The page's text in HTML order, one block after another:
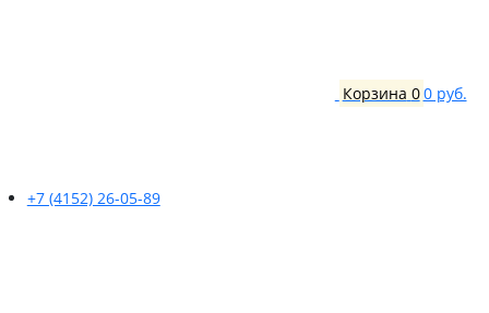
Корзина 00 руб.
+7 (4152) 26-05-89